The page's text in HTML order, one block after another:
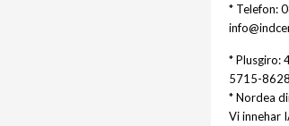
* Telefon:
* Plusgiro:
5715-
* Nordea
Vi innehar